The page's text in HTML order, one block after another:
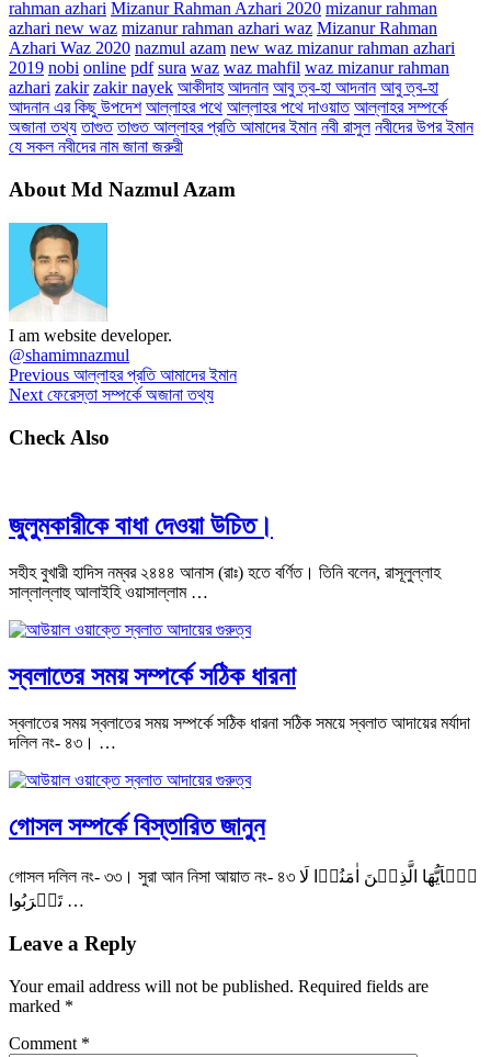
rahman azhari Mizanur Rahman Azhari 2020 mizanur rahman
azhari new waz mizanur rahman azhari waz Mizanur Rahman
Azhari Waz 2020 nazmul azam new waz mizanur rahman azhari
2019 nobi online pdf sura waz waz mahfil waz mizanur rahman
azhari zakir zakir nayek আকীদাহ আদনান আবু ত্ব-হা আদনান আবু ত্ব-হা
আদনান এর কিছু উপদেশ আল্লাহর পথে আল্লাহর পথে দাওয়াত আল্লাহর সম্পর্কে
অজানা তথ্য তাগুত তাগুত আল্লাহর প্রতি আমাদের ইমান নবী রাসুল নবীদের উপর ইমান
যে সকল নবীদের নাম জানা জরুরী
About Md Nazmul Azam
I am website developer.
@shamimnazmul
Previous আল্লাহর প্রতি আমাদের ইমান
Next ফেরেস্তা সম্পর্কে অজানা তথ্য
Check Also
জুলুমকারীকে বাধা দেওয়া উচিত।
সহীহ বুখারী হাদিস নম্বর ২৪৪৪ আনাস (রাঃ) হতে বর্ণিত। তিনি বলেন, রাসূলুল্লাহ
সাল্লাল্লাহু আলাইহি ওয়াসাল্লাম …
স্বলাতের সময় সম্পর্কে সঠিক ধারনা
স্বলাতের সময় স্বলাতের সময় সম্পর্কে সঠিক ধারনা সঠিক সময়ে স্বলাত আদায়ের মর্যাদা
দলিল নং- ৪৩। …
গোসল সম্পর্কে বিস্তারিত জানুন
গোসল দলিল নং- ৩৩। সুরা আন নিসা আয়াত নং- ৪৩ یٰۤاَیُّهَا الَّذِیۡنَ اٰمَنُوۡا لَا
تَقۡرَبُوا …
Leave a Reply
Your email address will not be published. Required fields are
marked *
Comment *